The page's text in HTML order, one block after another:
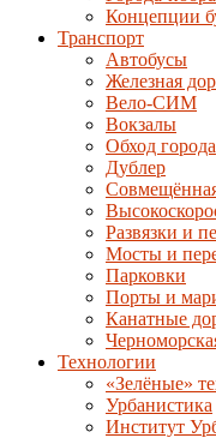
Концепции
Транспорт
Автобусы
Железная
Вело-СИМ
Вокзалы
Обход города
Дублер
Развязки и
Мосты и
Парковки
Порты и
Канатные
Технологии
«Зелёные»
Урбанистика
Институт